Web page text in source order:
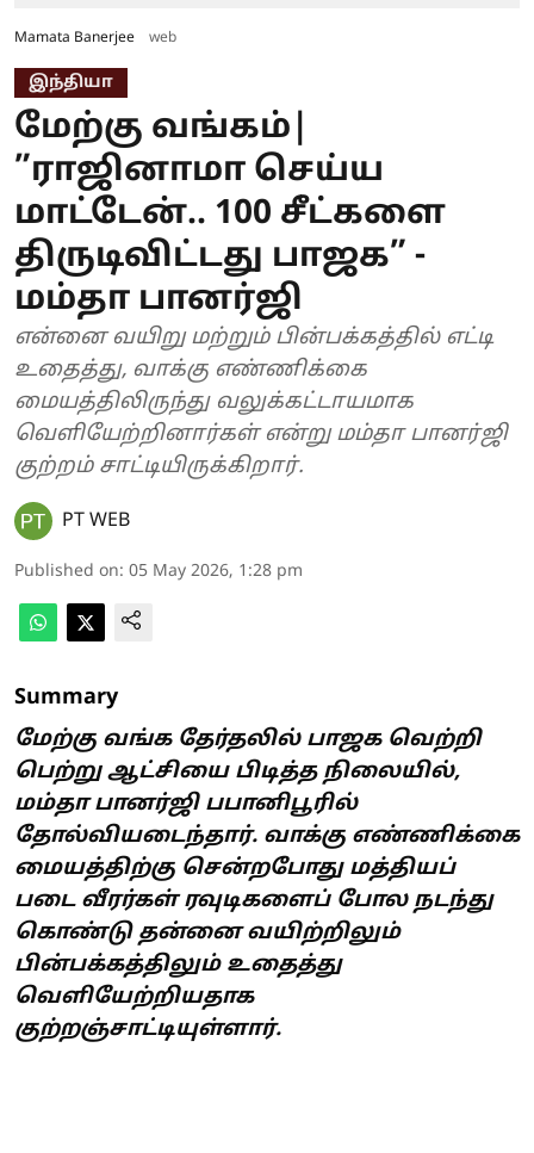
Mamata Banerjee web
இந்தியா
மேற்கு வங்கம்|
”ராஜினாமா செய்ய
மாட்டேன்.. 100 சீட்களை
திருடிவிட்டது பாஜக” -
மம்தா பானர்ஜி
என்னை வயிறு மற்றும் பின்பக்கத்தில் எட்டி
உதைத்து, வாக்கு எண்ணிக்கை
மையத்திலிருந்து வலுக்கட்டாயமாக
வெளியேற்றினார்கள் என்று மம்தா பானர்ஜி
குற்றம் சாட்டியிருக்கிறார்.
PT WEB
Published on: 05 May 2026, 1:28 pm
Summary
மேற்கு வங்க தேர்தலில் பாஜக வெற்றி
பெற்று ஆட்சியை பிடித்த நிலையில்,
மம்தா பானர்ஜி பபானிபூரில்
தோல்வியடைந்தார். வாக்கு எண்ணிக்கை
மையத்திற்கு சென்றபோது மத்தியப்
படை வீரர்கள் ரவுடிகளைப் போல நடந்து
கொண்டு தன்னை வயிற்றிலும்
பின்பக்கத்திலும் உதைத்து
வெளியேற்றியதாக
குற்றஞ்சாட்டியுள்ளார்.